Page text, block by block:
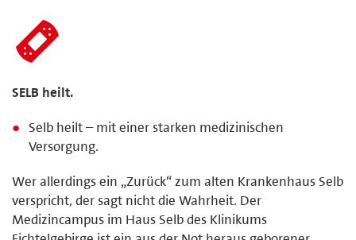
SELB heilt.
Selb heilt – mit einer starken medizinischen
Versorgung.
Wer allerdings ein „Zurück“ zum alten Krankenhaus Selb
verspricht, der sagt nicht die Wahrheit. Der
Medizincampus im Haus Selb des Klinikums